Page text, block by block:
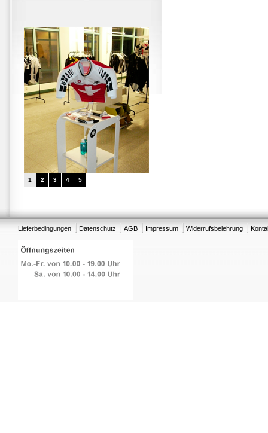
1 2 3 4 5
Lieferbedingungen Datenschutz AGB Impressum Widerrufsbelehrung